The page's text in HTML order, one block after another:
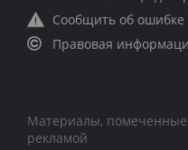
Сообщить об ошибке
Правовая
Материалы, помеченные
рекламой